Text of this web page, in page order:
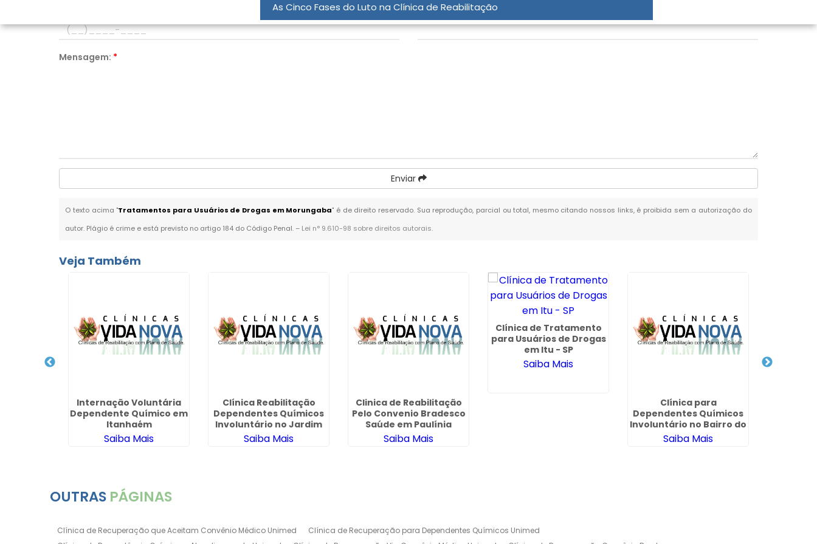
As Cinco Fases do Luto na Clínica de Reabilitação
Assunto:*
Mensagem: *
Enviar
O texto acima "Tratamentos para Usuários de Drogas em Morungaba" é de direito reservado. Sua reprodução, parcial ou total, mesmo citando nossos links, é proibida sem a autorização do
autor. Plágio é crime e está previsto no artigo 184 do Código Penal. – Lei n° 9.610-98 sobre direitos autorais.
Veja Também
Internação Voluntária
Dependente Químico em
Itanhaém
Saiba Mais
Clínica Reabilitação
Dependentes Químicos
Involuntário no Jardim
Paulistano
Saiba Mais
Clinica de Reabilitação
Pelo Convenio Bradesco
Saúde em Paulínia
Saiba Mais
Clínica de Tratamento
para Usuários de Drogas
em Itu - SP
Saiba Mais
Clínica para
Dependentes Químicos
Involuntário no Bairro do
Limão
Saiba Mais
OUTRAS PÁGINAS
Clínica de Recuperação que Aceitam Convênio Médico Unimed
Clínica de Recuperação para Dependentes Químicos Unimed